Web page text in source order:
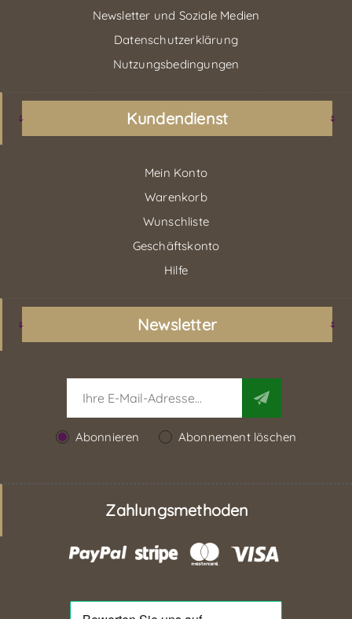
Newsletter und Soziale Medien
Datenschutzerklärung
Nutzungsbedingungen
Kundendienst
Mein Konto
Warenkorb
Wunschliste
Geschäftskonto
Hilfe
Newsletter
Abonnieren Abonnement löschen
Zahlungsmethoden